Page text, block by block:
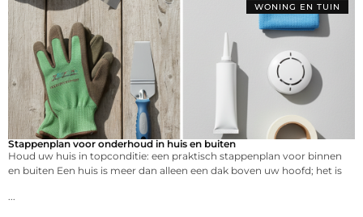
WONING EN TUIN
Stappenplan voor onderhoud in huis en buiten
Houd uw huis in topconditie: een praktisch stappenplan voor binnen
en buiten Een huis is meer dan alleen een dak boven uw hoofd; het is
...